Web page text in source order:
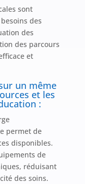
sont
des
des
des parcours
et
un même
et les
:
permet de
disponibles.
de
réduisant
des soins.